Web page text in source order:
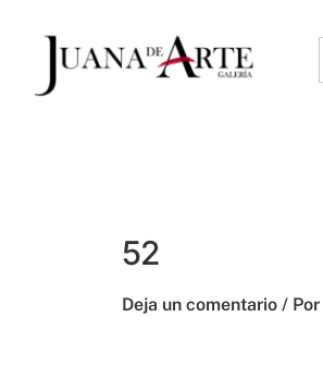
contenido
52
Deja un comentario / Por